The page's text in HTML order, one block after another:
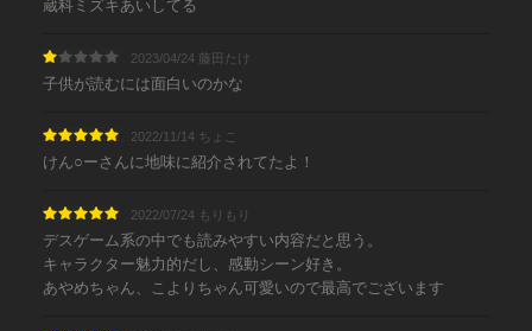
蔵科ミズキあいしてる
2023/04/24 藤田たけ
子供が読むには面白いのかな
2022/11/14 ちょこ
けん○ーさんに地味に紹介されてたよ！
2022/07/24 もりもり
デスゲーム系の中でも読みやすい内容だと思う。
キャラクター魅力的だし、感動シーン好き。
あやめちゃん、こよりちゃん可愛いので最高でございます